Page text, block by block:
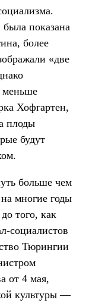
показана
более
«две
меньше
Хофгартен,
плоды
будут
больше чем
многие годы
того, как
социалистов
Тюрингии
от 4 мая,
культуры —